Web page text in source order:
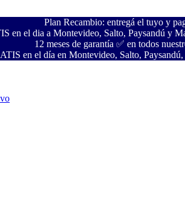
Plan Recambio: entregá el tuyo y
en el dia a Montevideo, Salto, Paysandú y
12 meses de garantía ✅ en todos
en el día en Montevideo, Salto,